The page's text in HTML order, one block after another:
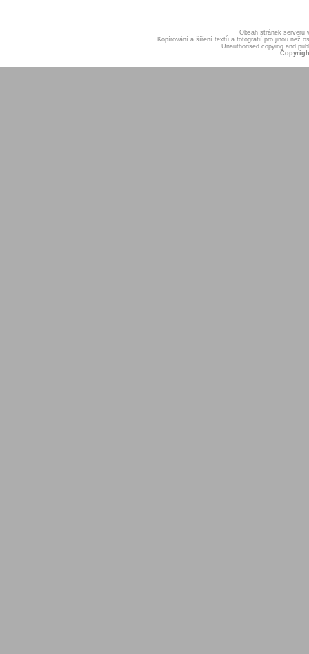
Obsah stránek serveru
Kopírování a šíření textů a fotografií pro jinou než
Unauthorised copying and